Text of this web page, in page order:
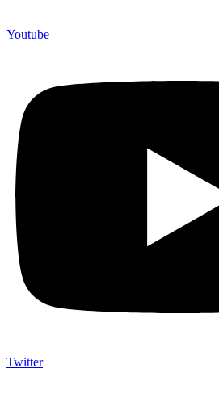
Youtube
Twitter